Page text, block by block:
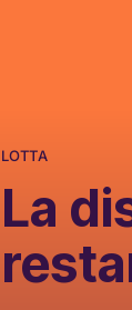
LOTTA
La